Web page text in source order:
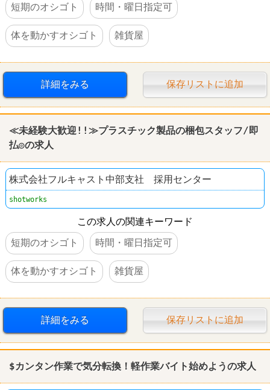
短期のオシゴト
時間・曜日指定可
体を動かすオシゴト 雑貨屋
詳細をみる 保存リストに追加
≪未経験大歓迎!!≫プラスチック製品の梱包スタッフ/即
払◎の求人
株式会社フルキャスト中部支社 採用センター
shotworks
この求人の関連キーワード
短期のオシゴト
時間・曜日指定可
体を動かすオシゴト 雑貨屋
詳細をみる 保存リストに追加
$カンタン作業で気分転換！軽作業バイト始めようの求人